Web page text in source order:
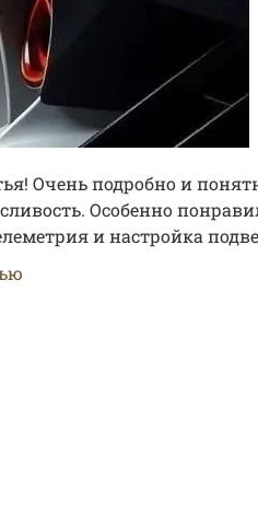
Очень подробно и
Особенно
и настройка